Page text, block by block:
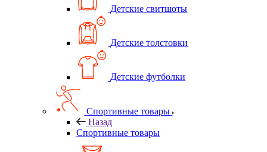
Детские свитшоты
Детские толстовки
Детские футболки
Спортивные товары
Назад
Спортивные товары